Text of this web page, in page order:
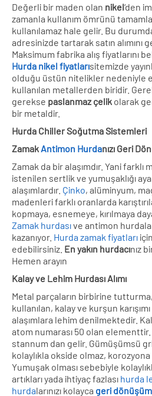
Değerli bir maden olan nikel‘den
zamanla kullanım ömrünü
kullanılamaz hale gelir. Bu
adresinizde tartarak satın alımını
Maksimum fabrika alış fiyatlarını
Hurda nikel fiyatlarısitemizde
olduğu üstün nitelikler nedeniyle
kullanılan metallerden biridir.
gerekse paslanmaz çelik olarak
bir metaldir.
Hurda Chiller Soğutma Sistemleri
ZamakAntimon Hurdanızı Geri
Zamak da bir alaşımdır. Yani farklı
istenilen sertlik ve yumuşaklığı
alaşımlardır. Çinko, alüminyum,
madenleri farklı oranlarda
kopmaya, esnemeye, kırılmaya
Zamak hurdasıve antimon
kazanıyor. Hurda zamak fiyatları
edebilirsiniz. En yakın hurdacınız
Hemen arayın
Kalay ve Lehim Hurdası Alımı
Metal parçaların birbirine
kullanılan, kalay ve kurşun
alaşımlara lehim denilmektedir.
atom numarası 50 olan
stannum dan gelir. Gümüşümsü
kolaylıkla okside olmaz, korozyona
Yumuşak olması sebebiyle
artıkları yada ihtiyaç fazlası hurda
hurdalarınızı kolayca geri